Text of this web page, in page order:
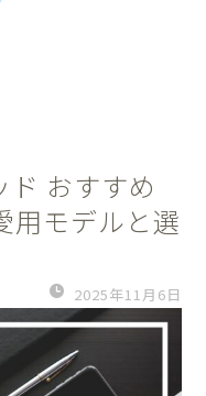
おすすめ
用モデルと選
2025年11月6日